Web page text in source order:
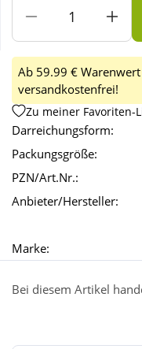
Wellness
Ab 59.99 €
versandkostenfrei!
Zu meiner Favoriten-
Darreichungsform:
Packungsgröße:
PZN/Art.Nr.:
Anbieter/Hersteller:
Marke:
Bei diesem Artikel